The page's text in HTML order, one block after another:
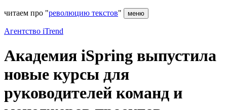
читаем про "революцию текстов" меню
Агентство iTrend
Академия iSpring выпустила
новые курсы для
руководителей команд и